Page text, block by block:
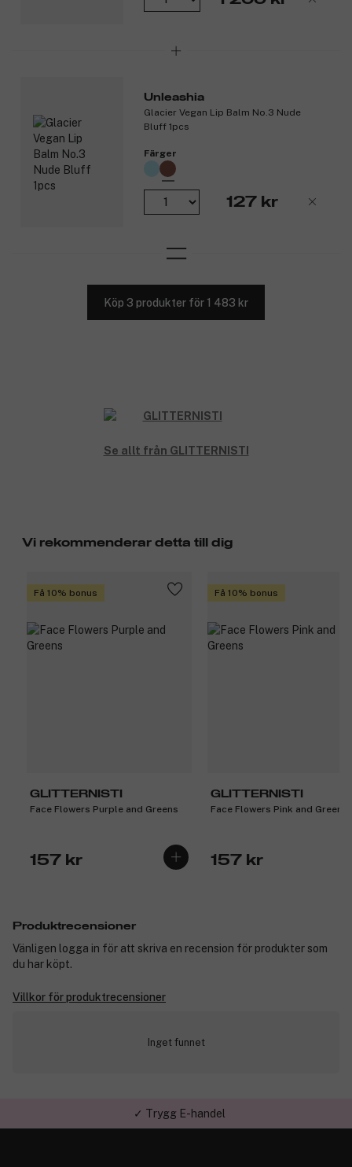
Unleashia
Glacier Vegan Lip Balm No.3 Nude
Bluff 1pcs
Färger
127 kr
Köp 3 produkter för 1 483 kr
Se allt från GLITTERNISTI
Vi rekommenderar detta till dig
Få 10% bonus
GLITTERNISTI
Face Flowers Purple and Greens
157 kr
Få 10% bonus
GLITTERNISTI
Face Flowers Pink and Greens
157 kr
Produktrecensioner
Vänligen logga in för att skriva en recension för produkter som
du har köpt.
Villkor för produktrecensioner
Inget funnet
✓ Trygg E-handel